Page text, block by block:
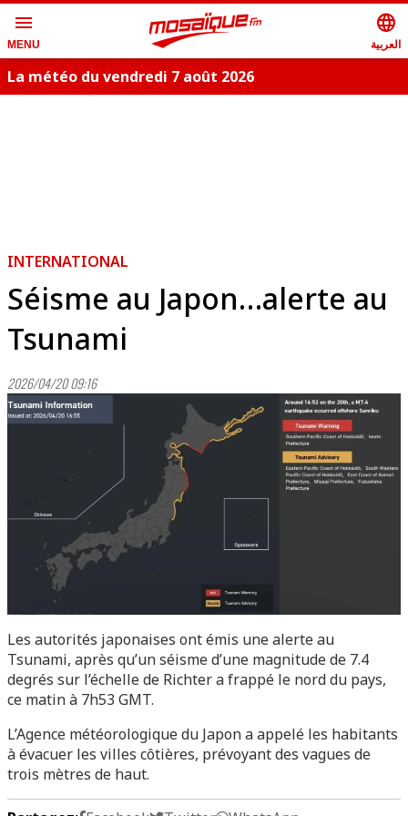
menu
MENU
language
العربية
La météo du vendredi 7 août 2026
INTERNATIONAL
Séisme au Japon…alerte au
Tsunami
2026/04/20 09:16
Les autorités japonaises ont émis une alerte au
Tsunami, après qu’un séisme d’une magnitude de 7.4
degrés sur l’échelle de Richter a frappé le nord du pays,
ce matin à 7h53 GMT.
L’Agence météorologique du Japon a appelé les habitants
à évacuer les villes côtières, prévoyant des vagues de
trois mètres de haut.